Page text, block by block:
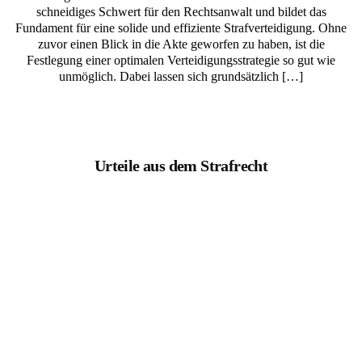
schneidiges Schwert für den Rechtsanwalt und bildet das
Fundament für eine solide und effiziente Strafverteidigung. Ohne
zuvor einen Blick in die Akte geworfen zu haben, ist die
Festlegung einer optimalen Verteidigungsstrategie so gut wie
unmöglich. Dabei lassen sich grundsätzlich […]
Urteile aus dem Strafrecht